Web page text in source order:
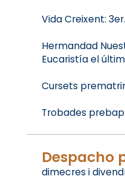
Vida Creixent:
Hermandad
Eucaristía el
Cursets
Trobades
Despacho
dimecres i